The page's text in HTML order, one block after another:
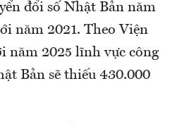
đổi số Nhật Bản năm
năm 2021. Theo Viện
năm 2025 lĩnh vực công
Bản sẽ thiếu 430.000